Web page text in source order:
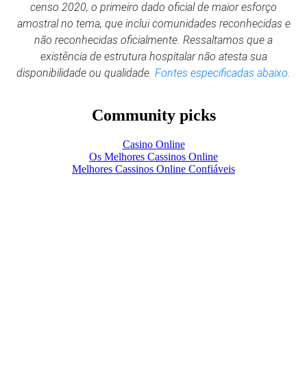
censo 2020, o primeiro dado oficial de maior esforço
amostral no tema, que inclui comunidades reconhecidas e
não reconhecidas oficialmente. Ressaltamos que a
existência de estrutura hospitalar não atesta sua
disponibilidade ou qualidade. Fontes especificadas abaixo.